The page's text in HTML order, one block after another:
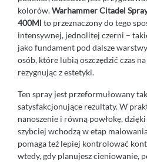
kolorów.Warhammer Citadel
400Ml to przeznaczony do tego
intensywnej, jednolitej czerni –
jako fundament pod dalsze
osób, które lubią oszczędzić czas
rezygnując z estetyki.
Ten spray jest przeformułowany
satysfakcjonujące rezultaty. W
nanoszenie i równą powłokę,
szybciej wchodzą w etap
pomaga też lepiej kontrolować
wtedy, gdy planujesz cieniowanie,